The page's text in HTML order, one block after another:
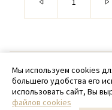
©
+ 7
Мы используем cookies
большего удобства его
использовать сайт, Вы
файлов cookies